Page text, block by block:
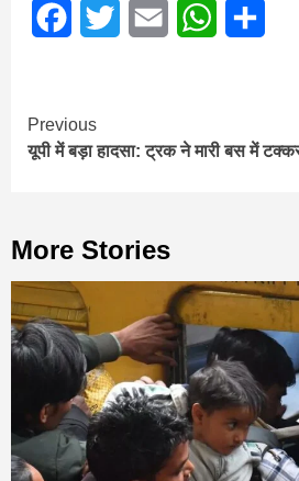
FacebookTwitter Email WhatsApp
Continue
Reading
Previous
यूपी में बड़ा हादसा: ट्रक ने मारी बस में
More Stories